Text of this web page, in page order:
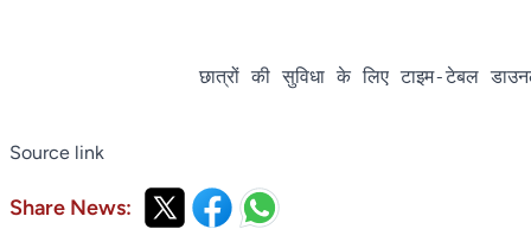
छात्रों की सुविधा के लिए टाइम-टेबल
Source link
Share News: